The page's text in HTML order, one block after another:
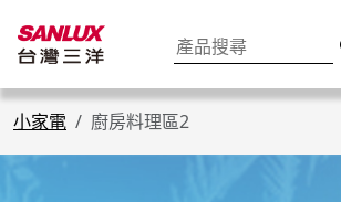
小家電 廚房料理區2